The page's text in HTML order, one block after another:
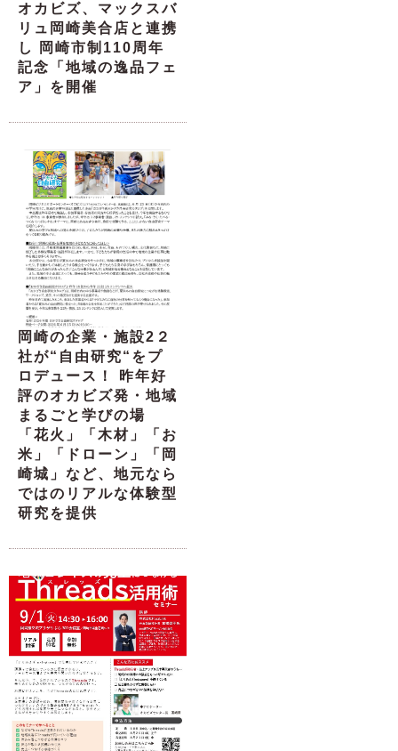
オカビズ、マックスバ
リュ岡崎美合店と連携
し 岡崎市制110周年
記念「地域の逸品フェ
ア」を開催
岡崎の企業・施設2２
社が“自由研究“をプ
ロデュース！ 昨年好
評のオカビズ発・地域
まるごと学びの場
「花火」「木材」「お
米」「ドローン」「岡
崎城」など、地元なら
ではのリアルな体験型
研究を提供